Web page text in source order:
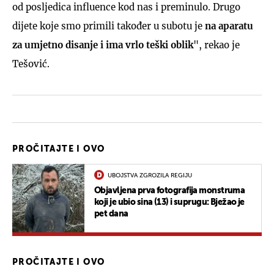
od posljedica influence kod nas i preminulo. Drugo
dijete koje smo primili također u subotu je na aparatu
za umjetno disanje i ima vrlo teški oblik", rekao je
Tešović.
PROČITAJTE I OVO
UBOJSTVA ZGROZILA REGIJU
Objavljena prva fotografija monstruma
koji je ubio sina (13) i suprugu: Bježao je
pet dana
PROČITAJTE I OVO